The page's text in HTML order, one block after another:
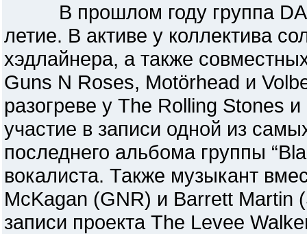
В прошлом году группа
летие. В активе у коллектива
хэдлайнера, а также
Guns N Roses, Motörhead и
разогреве у The Rolling Stones
участие в записи одной из
последнего альбома группы
вокалиста. Также музыкант
McKagan (GNR) и Barrett Martin
записи проекта The Levee